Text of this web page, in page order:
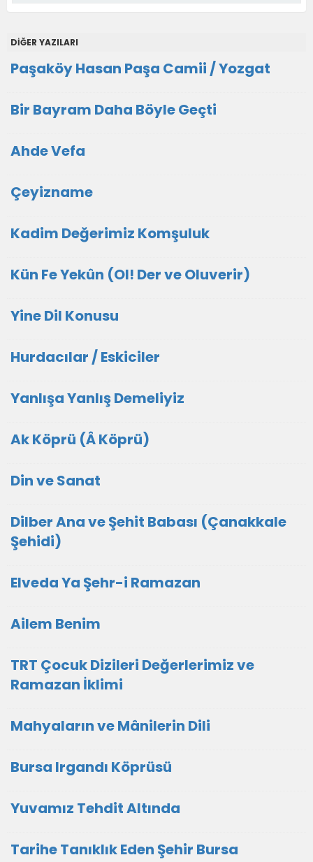
DİĞER YAZILARI
Paşaköy Hasan Paşa Camii / Yozgat
Bir Bayram Daha Böyle Geçti
Ahde Vefa
Çeyizname
Kadim Değerimiz Komşuluk
Kün Fe Yekûn (Ol! Der ve Oluverir)
Yine Dil Konusu
Hurdacılar / Eskiciler
Yanlışa Yanlış Demeliyiz
Ak Köprü (Â Köprü)
Din ve Sanat
Dilber Ana ve Şehit Babası (Çanakkale
Şehidi)
Elveda Ya Şehr-i Ramazan
Ailem Benim
TRT Çocuk Dizileri Değerlerimiz ve
Ramazan İklimi
Mahyaların ve Mânilerin Dili
Bursa Irgandı Köprüsü
Yuvamız Tehdit Altında
Tarihe Tanıklık Eden Şehir Bursa